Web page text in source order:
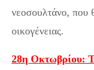
νεοσουλτάνο, που
οικογένειας.
28η Οκτωβρίου: